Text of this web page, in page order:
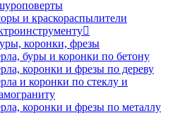
и краскораспылители
коронки, фрезы
буры и коронки по бетону
коронки и фрезы по дереву
и коронки по стеклу и
коронки и фрезы по металлу